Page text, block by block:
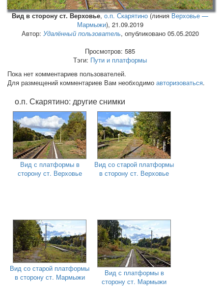
Вид в сторону ст. Верховье,о.п. Скарятино (линияВерховье —
Мармыжи), 21.09.2019
Автор: Удалённый пользователь, опубликовано 05.05.2020
Просмотров: 585
Тэги: Пути и платформы
Пока нет комментариев пользователей.
Для размещений комментариев Вам необходимо авторизоваться.
о.п. Скарятино: другие снимки
Вид с платформы в
сторону ст. Верховье
Вид со старой платформы
в сторону ст. Верховье
Вид со старой платформы
в сторону ст. Мармыжи
Вид с платформы в
сторону ст. Мармыжи